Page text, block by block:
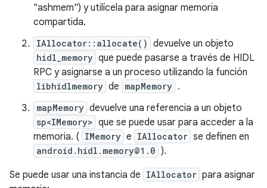
"ashmem") y utilícela para asignar memoria
compartida.
IAllocator::allocate() devuelve un objeto
hidl_memory que puede pasarse a través de HIDL
RPC y asignarse a un proceso utilizando la función
libhidlmemory de mapMemory .
mapMemory devuelve una referencia a un objeto
sp<IMemory> que se puede usar para acceder a la
memoria. ( IMemory e IAllocator se definen en
android.hidl.memory@1.0 ).
Se puede usar una instancia de IAllocator para asignar